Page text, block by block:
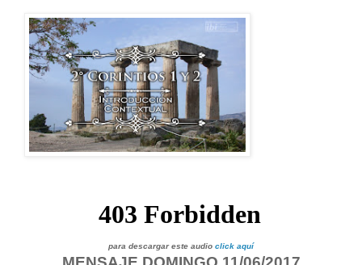
para descargar este audio click aquí